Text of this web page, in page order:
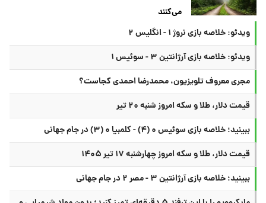
می‌کنند
ویدئو: خلاصه بازی نروژ ۱ - انگلیس ۲
ویدئو: خلاصه بازی آرژانتین ۳ - سوئیس ۱
مجری معروف تلویزیون، محمدرضا احمدی کجاست؟
قیمت دلار، طلا و سکه امروز شنبه ۲۰ تیر
ببینید؛ خلاصه بازی سوئیس ۰ (۴) - کلمبیا ۰ (۳) در جام جهانی
قیمت دلار، طلا و سکه امروز چهارشنبه ۱۷ تیر ۱۴۰۵
ببینید؛ خلاصه بازی آرژانتین ۳ - مصر ۲ در جام جهانی